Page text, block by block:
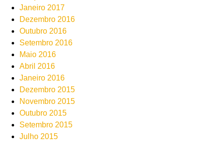
Janeiro 2017
Dezembro 2016
Outubro 2016
Setembro 2016
Maio 2016
Abril 2016
Janeiro 2016
Dezembro 2015
Novembro 2015
Outubro 2015
Setembro 2015
Julho 2015